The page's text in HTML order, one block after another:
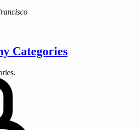
Categories